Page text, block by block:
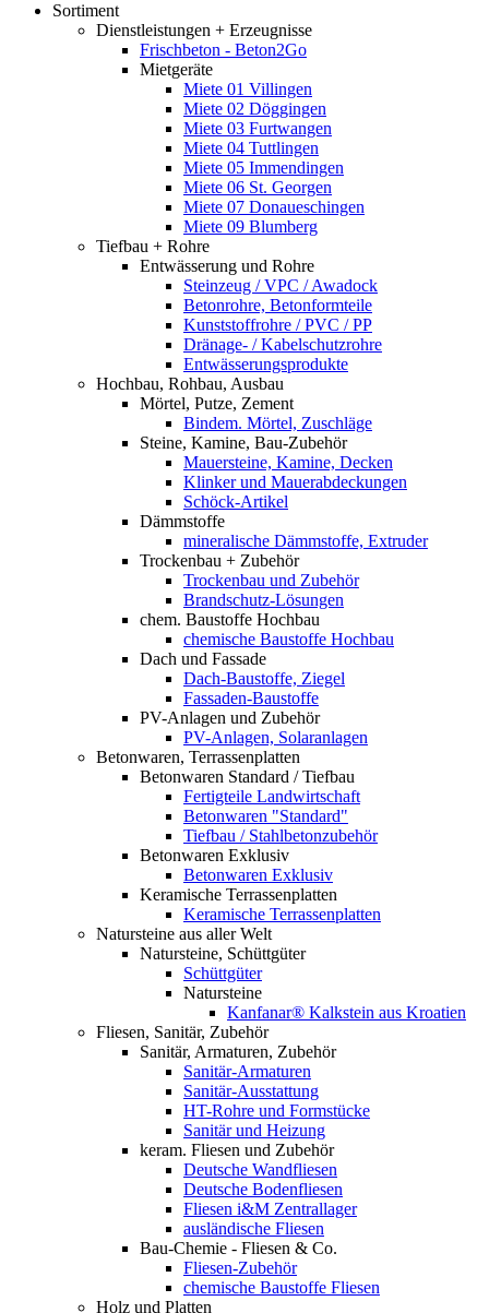
Sortiment
Dienstleistungen + Erzeugnisse
Frischbeton - Beton2Go
Mietgeräte
Miete 01 Villingen
Miete 02 Döggingen
Miete 03 Furtwangen
Miete 04 Tuttlingen
Miete 05 Immendingen
Miete 06 St. Georgen
Miete 07 Donaueschingen
Miete 09 Blumberg
Tiefbau + Rohre
Entwässerung und Rohre
Steinzeug / VPC / Awadock
Betonrohre, Betonformteile
Kunststoffrohre / PVC / PP
Dränage- / Kabelschutzrohre
Entwässerungsprodukte
Hochbau, Rohbau, Ausbau
Mörtel, Putze, Zement
Bindem. Mörtel, Zuschläge
Steine, Kamine, Bau-Zubehör
Mauersteine, Kamine, Decken
Klinker und Mauerabdeckungen
Schöck-Artikel
Dämmstoffe
mineralische Dämmstoffe, Extruder
Trockenbau + Zubehör
Trockenbau und Zubehör
Brandschutz-Lösungen
chem. Baustoffe Hochbau
chemische Baustoffe Hochbau
Dach und Fassade
Dach-Baustoffe, Ziegel
Fassaden-Baustoffe
PV-Anlagen und Zubehör
PV-Anlagen, Solaranlagen
Betonwaren, Terrassenplatten
Betonwaren Standard / Tiefbau
Fertigteile Landwirtschaft
Betonwaren "Standard"
Tiefbau / Stahlbetonzubehör
Betonwaren Exklusiv
Betonwaren Exklusiv
Keramische Terrassenplatten
Keramische Terrassenplatten
Natursteine aus aller Welt
Natursteine, Schüttgüter
Schüttgüter
Natursteine
Kanfanar® Kalkstein aus Kroatien
Fliesen, Sanitär, Zubehör
Sanitär, Armaturen, Zubehör
Sanitär-Armaturen
Sanitär-Ausstattung
HT-Rohre und Formstücke
Sanitär und Heizung
keram. Fliesen und Zubehör
Deutsche Wandfliesen
Deutsche Bodenfliesen
Fliesen i&M Zentrallager
ausländische Fliesen
Bau-Chemie - Fliesen & Co.
Fliesen-Zubehör
chemische Baustoffe Fliesen
Holz und Platten